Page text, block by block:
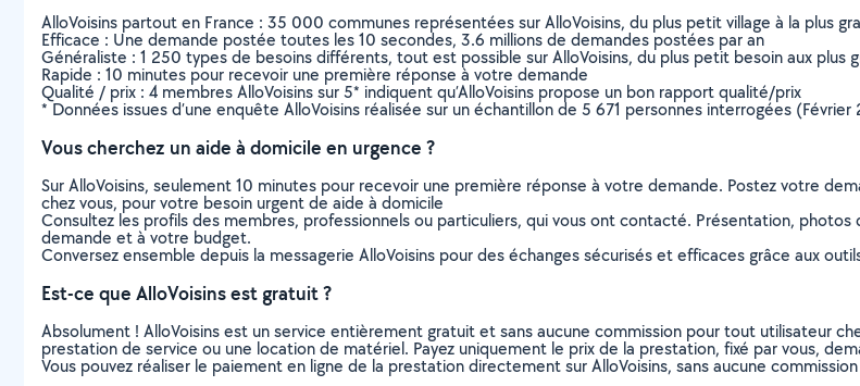
AlloVoisins partout en France : 35 000 communes représentées sur AlloVoisins, du plus petit village à la plus
Efficace : Une demande postée toutes les 10 secondes, 3.6 millions de demandes postées par an
Généraliste : 1 250 types de besoins différents, tout est possible sur AlloVoisins, du plus petit besoin aux plus
Rapide : 10 minutes pour recevoir une première réponse à votre demande
Qualité / prix : 4 membres AlloVoisins sur 5* indiquent qu’AlloVoisins propose un bon rapport qualité/prix
* Données issues d’une enquête AlloVoisins réalisée sur un échantillon de 5 671 personnes interrogées (Février
Vous cherchez un aide à domicile en urgence ?
Sur AlloVoisins, seulement 10 minutes pour recevoir une première réponse à votre demande. Postez votre
chez vous, pour votre besoin urgent de aide à domicile
Consultez les profils des membres, professionnels ou particuliers, qui vous ont contacté. Présentation,
demande et à votre budget.
Conversez ensemble depuis la messagerie AlloVoisins pour des échanges sécurisés et efficaces grâce aux
Est-ce que AlloVoisins est gratuit ?
Absolument ! AlloVoisins est un service entièrement gratuit et sans aucune commission pour tout utilisateur
prestation de service ou une location de matériel. Payez uniquement le prix de la prestation, fixé par vous,
Vous pouvez réaliser le paiement en ligne de la prestation directement sur AlloVoisins, sans aucune